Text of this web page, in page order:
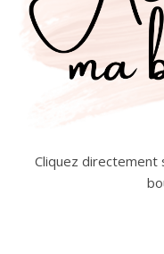
Cliquez directement